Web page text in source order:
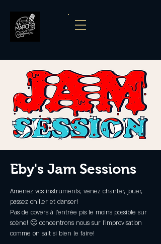
Eby's Jam Sessions
Amenez vos instruments; venez chanter, jouer,
passez chiller et danser!
Pas de covers à l'entrée pis le moins possible sur
scène! 🙂 concentrons nous sur l'improvisation
comme on sait si bien le faire!